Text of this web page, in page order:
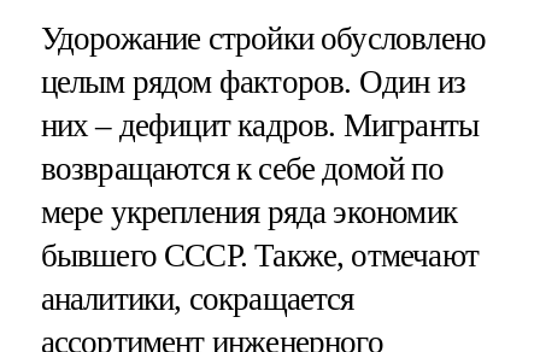
Удорожание стройки обусловлено
целым рядом факторов. Один из
них – дефицит кадров. Мигранты
возвращаются к себе домой по
мере укрепления ряда экономик
бывшего СССР. Также, отмечают
аналитики, сокращается
ассортимент инженерного